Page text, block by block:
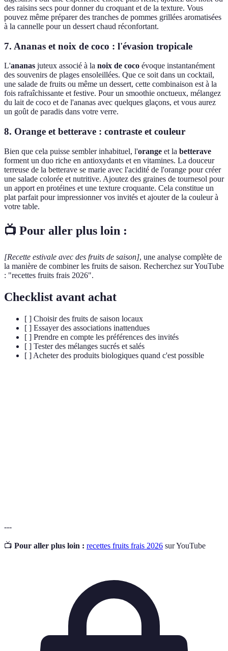
des raisins secs pour donner du croquant et de la texture. Vous
pouvez même préparer des tranches de pommes grillées aromatisées
à la cannelle pour un dessert chaud réconfortant.
7. Ananas et noix de coco : l'évasion tropicale
L'ananas juteux associé à la noix de coco évoque instantanément
des souvenirs de plages ensoleillées. Que ce soit dans un cocktail,
une salade de fruits ou même un dessert, cette combinaison est à la
fois rafraîchissante et festive. Pour un smoothie onctueux, mélangez
du lait de coco et de l'ananas avec quelques glaçons, et vous aurez
un goût de paradis dans votre verre.
8. Orange et betterave : contraste et couleur
Bien que cela puisse sembler inhabituel, l'orange et la betterave
forment un duo riche en antioxydants et en vitamines. La douceur
terreuse de la betterave se marie avec l'acidité de l'orange pour créer
une salade colorée et nutritive. Ajoutez des graines de tournesol pour
un apport en protéines et une texture croquante. Cela constitue un
plat parfait pour impressionner vos invités et ajouter de la couleur à
votre table.
📺 Pour aller plus loin :
[Recette estivale avec des fruits de saison], une analyse complète de
la manière de combiner les fruits de saison. Recherchez sur YouTube
: "recettes fruits frais 2026".
Checklist avant achat
[ ] Choisir des fruits de saison locaux
[ ] Essayer des associations inattendues
[ ] Prendre en compte les préférences des invités
[ ] Tester des mélanges sucrés et salés
[ ] Acheter des produits biologiques quand c'est possible
---
📺 Pour aller plus loin : recettes fruits frais 2026 sur YouTube